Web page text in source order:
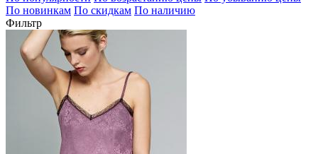
По новинкам По скидкам По наличию
Фильтр